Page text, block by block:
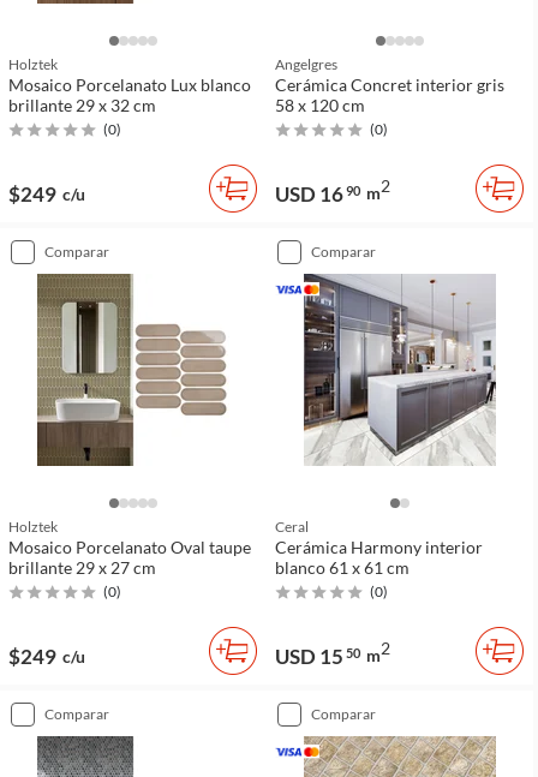
Holztek
Mosaico Porcelanato Lux blanco
brillante 29 x 32 cm
(0)
$249 c/u
Angelgres
Cerámica Concret interior gris
58 x 120 cm
(0)
USD 1690 m2
comparar
Holztek
Mosaico Porcelanato Oval taupe
brillante 29 x 27 cm
(0)
$249 c/u
comparar
Ceral
Cerámica Harmony interior
blanco 61 x 61 cm
(0)
USD 15 50 m2
comparar comparar